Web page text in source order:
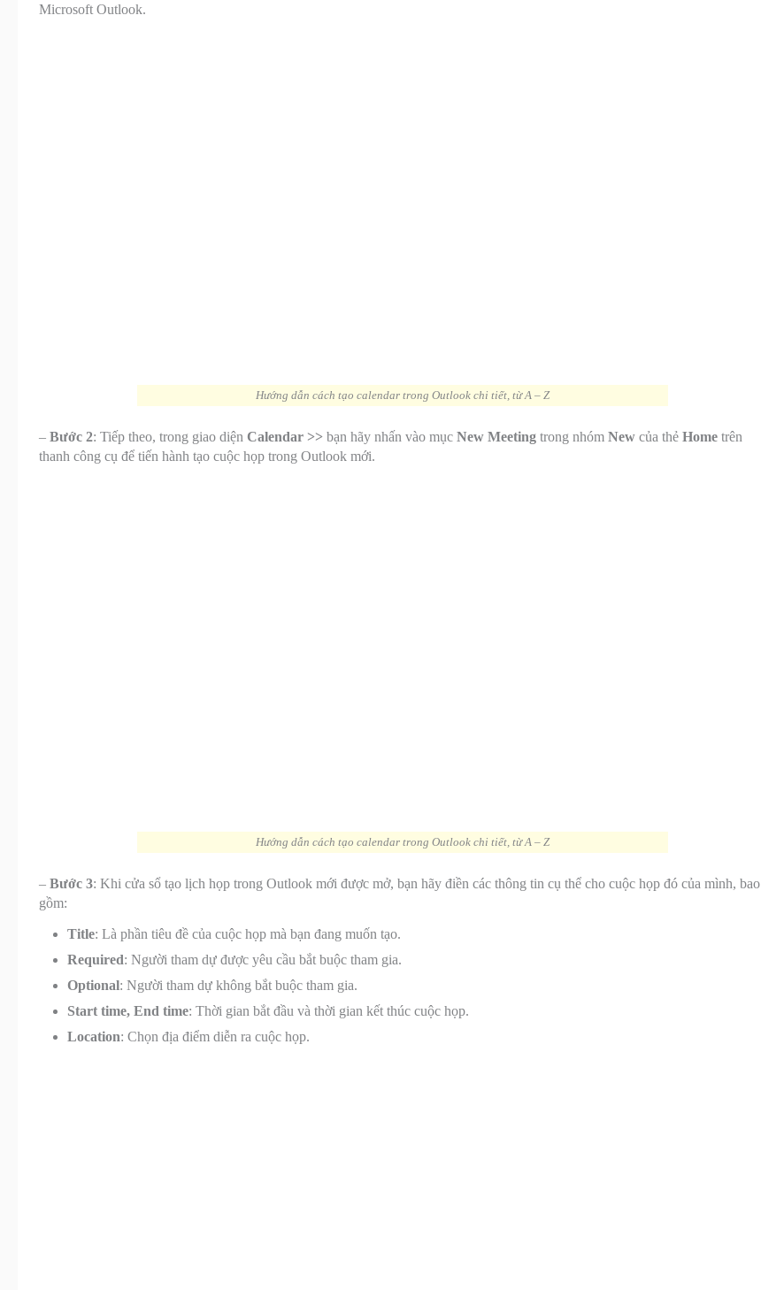
Microsoft Outlook.
Hướng dẫn cách tạo calendar trong Outlook chi tiết, từ A – Z
– Bước 2: Tiếp theo, trong giao diện Calendar >> bạn hãy nhấn vào mục New Meeting trong nhóm New của thẻ Home trên
thanh công cụ để tiến hành tạo cuộc họp trong Outlook mới.
Hướng dẫn cách tạo calendar trong Outlook chi tiết, từ A – Z
– Bước 3: Khi cửa sổ tạo lịch họp trong Outlook mới được mở, bạn hãy điền các thông tin cụ thể cho cuộc họp đó của mình, bao
gồm:
Title: Là phần tiêu đề của cuộc họp mà bạn đang muốn tạo.
Required: Người tham dự được yêu cầu bắt buộc tham gia.
Optional: Người tham dự không bắt buộc tham gia.
Start time, End time: Thời gian bắt đầu và thời gian kết thúc cuộc họp.
Location: Chọn địa điểm diễn ra cuộc họp.